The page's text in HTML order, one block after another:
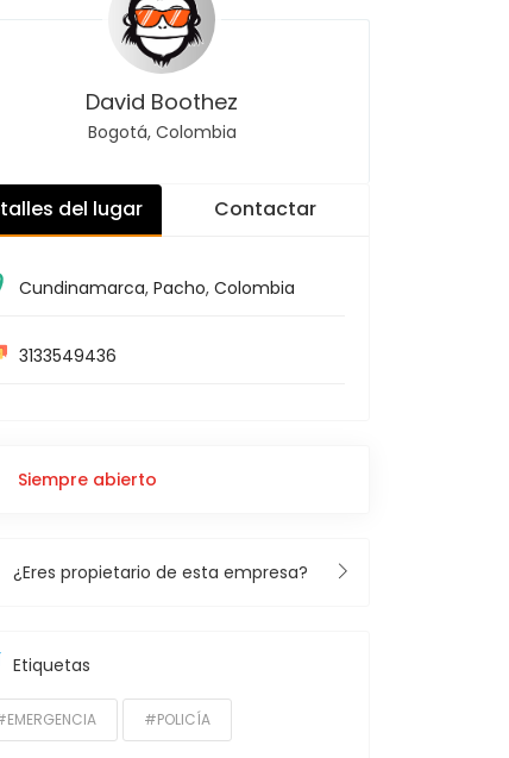
David Boothez
Bogotá, Colombia
del lugar Contactar
Cundinamarca, Pacho, Colombia
3133549436
Siempre abierto
¿Eres propietario de esta empresa?
Etiquetas
#POLICÍA